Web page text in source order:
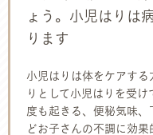
ょう。小児はりは
ります
小児はりは体をケアす
りとして小児はりを受
度も起きる、便秘気味、
どお子さんの不調に効果